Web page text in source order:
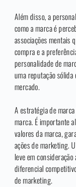
Além disso, a
como a marca é
associações mentais
compra e a
personalidade de
uma reputação sólida
mercado.
A estratégia de
marca. É importante
valores da marca,
ações de marketing.
leve em
diferencial
de marketing.